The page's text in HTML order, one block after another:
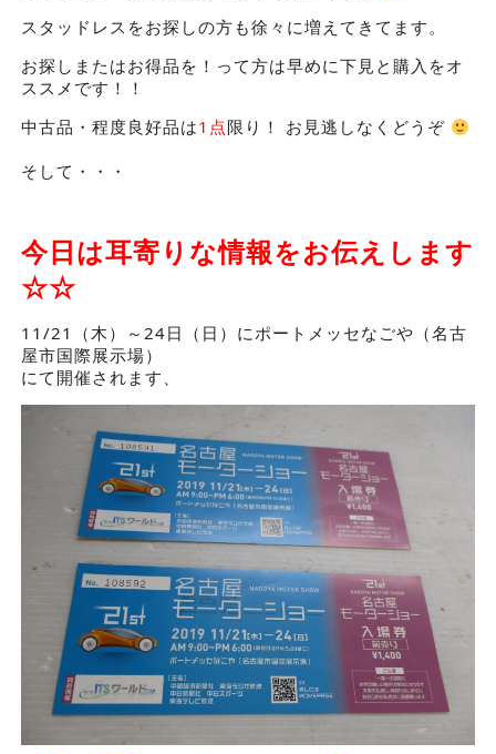
スタッドレスをお探しの方も徐々に増えてきてます。
お探しまたはお得品を！って方は早めに下見と購入をオ
ススメです！！
中古品・程度良好品は1点限り！ お見逃しなくどうぞ
そして・・・
今日は耳寄りな情報をお伝えします
☆☆
11/21（木）～24日（日）にポートメッセなごや（名古
屋市国際展示場）
にて開催されます、